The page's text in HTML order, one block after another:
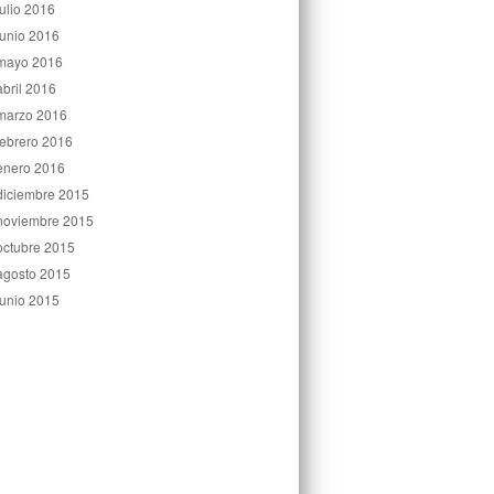
2016
2016
2016
2016
2016
2016
2016
2015
2015
2015
2015
2015